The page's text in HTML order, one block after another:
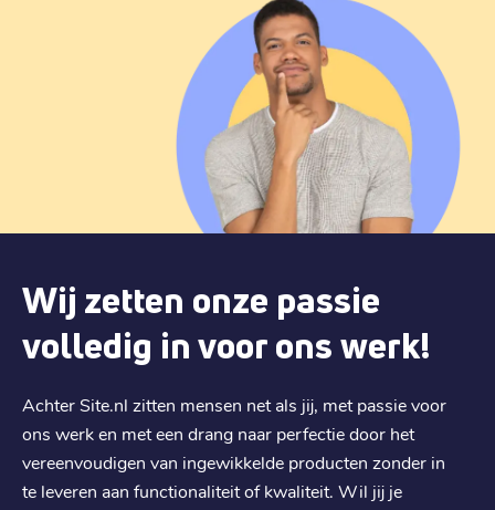
Wij zetten onze passie
volledig in voor ons werk!
Achter Site.nl zitten mensen net als jij, met passie voor
ons werk en met een drang naar perfectie door het
vereenvoudigen van ingewikkelde producten zonder in
te leveren aan functionaliteit of kwaliteit. Wil jij je